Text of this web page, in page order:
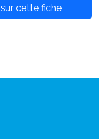
sur cette fiche